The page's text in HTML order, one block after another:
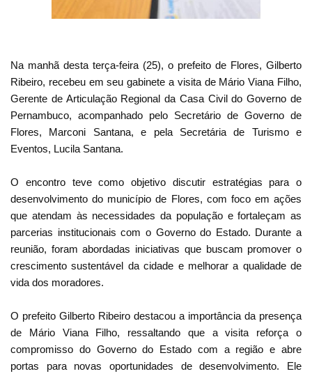
Na manhã desta terça-feira (25), o prefeito de Flores, Gilberto
Ribeiro, recebeu em seu gabinete a visita de Mário Viana Filho,
Gerente de Articulação Regional da Casa Civil do Governo de
Pernambuco, acompanhado pelo Secretário de Governo de
Flores, Marconi Santana, e pela Secretária de Turismo e
Eventos, Lucila Santana.
O encontro teve como objetivo discutir estratégias para o
desenvolvimento do município de Flores, com foco em ações
que atendam às necessidades da população e fortaleçam as
parcerias institucionais com o Governo do Estado. Durante a
reunião, foram abordadas iniciativas que buscam promover o
crescimento sustentável da cidade e melhorar a qualidade de
vida dos moradores.
O prefeito Gilberto Ribeiro destacou a importância da presença
de Mário Viana Filho, ressaltando que a visita reforça o
compromisso do Governo do Estado com a região e abre
portas para novas oportunidades de desenvolvimento. Ele